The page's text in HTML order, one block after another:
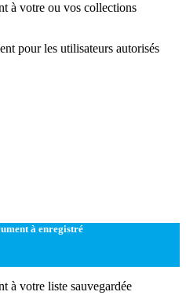
à votre ou vos collections
pour les utilisateurs autorisés
à enregistré
à votre liste sauvegardée